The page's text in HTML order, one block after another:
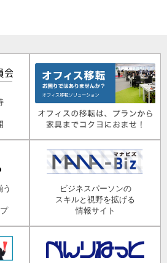
ビジネスパーソンの
スキルと視野を拡げる
情報サイト